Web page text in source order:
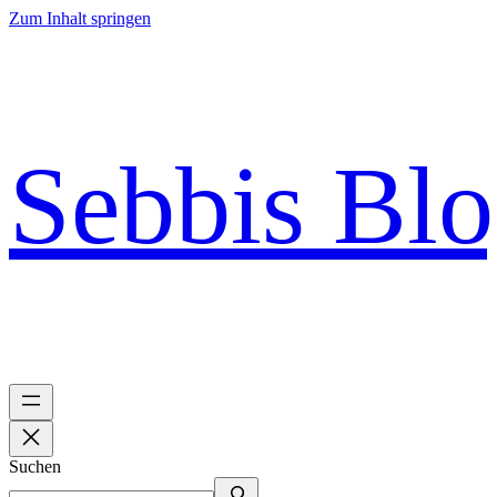
Zum Inhalt springen
Sebbis
Suchen